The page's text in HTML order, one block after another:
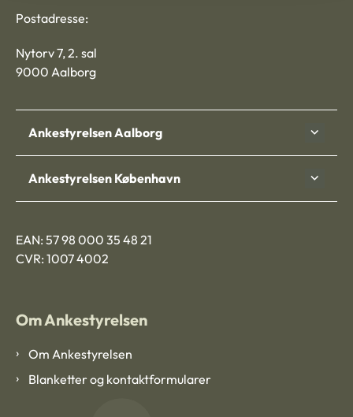
Postadresse:
Nytorv 7, 2. sal
9000 Aalborg
Ankestyrelsen Aalborg
Ankestyrelsen København
EAN: 57 98 000 35 48 21
CVR: 1007 4002
Om Ankestyrelsen
Om Ankestyrelsen
Blanketter og kontaktformularer